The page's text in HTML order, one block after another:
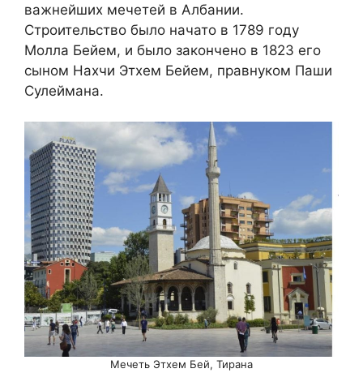
важнейших мечетей в Албании.
Строительство было начато в 1789 году
Молла Бейем, и было закончено в 1823 его
сыном Нахчи Этхем Бейем, правнуком Паши
Сулеймана.
Мечеть Этхем Бей, Тирана